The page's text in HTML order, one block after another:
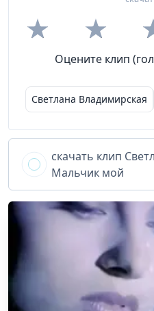
Оцените клип
Светлана Владимирская
скачать клип
Мальчик мой